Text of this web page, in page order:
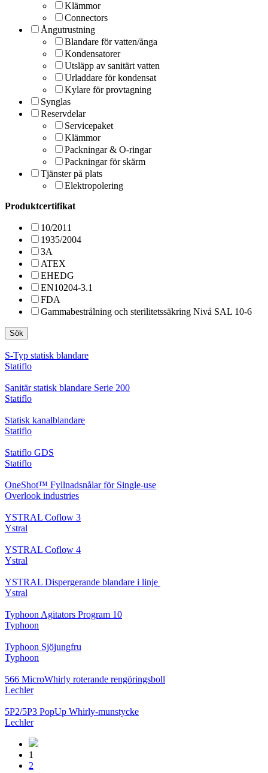
Klämmor
Connectors
Ångutrustning
Blandare för vatten/ånga
Kondensatorer
Utsläpp av sanitärt vatten
Urladdare för kondensat
Kylare för provtagning
Synglas
Reservdelar
Servicepaket
Klämmor
Packningar & O-ringar
Packningar för skärm
Tjänster på plats
Elektropolering
Produktcertifikat
10/2011
1935/2004
3A
ATEX
EHEDG
EN10204-3.1
FDA
Gammabestrålning och sterilitetssäkring Nivå SAL 10-6
Sök
S-Typ statisk blandare
Statiflo
Sanitär statisk blandare Serie 200
Statiflo
Statisk kanalblandare
Statiflo
Statiflo GDS
Statiflo
OneShot™ Fyllnadsnålar för Single-use
Overlook industries
YSTRAL Coflow 3
Ystral
YSTRAL Coflow 4
Ystral
YSTRAL Dispergerande blandare i linje ‍‍
Ystral
Typhoon Agitators Program 10
Typhoon
Typhoon Sjöjungfru
Typhoon
566 MicroWhirly roterande rengöringsboll
Lechler
5P2/5P3 PopUp Whirly-munstycke
Lechler
1
2